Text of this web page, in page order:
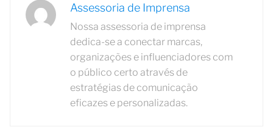
Assessoria de Imprensa
Nossa assessoria de imprensa
dedica-se a conectar marcas,
organizações e influenciadores com
o público certo através de
estratégias de comunicação
eficazes e personalizadas.